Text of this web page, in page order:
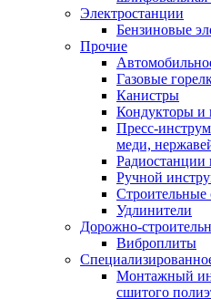
Электростанции
Бензиновые
Прочие
Газовые
Канистры
Кондукторы и
Пресс-
меди,
Радиостанции
Ручной
Строительные
Удлинители
Дорожно-
Виброплиты
Монтажный
сшитого